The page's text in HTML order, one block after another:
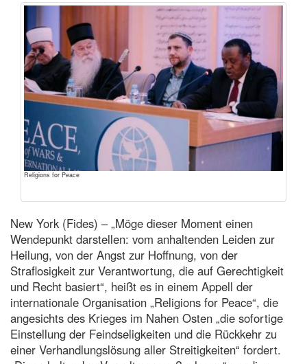
Religions for Peace
New York (Fides) – „Möge dieser Moment einen
Wendepunkt darstellen: vom anhaltenden Leiden zur
Heilung, von der Angst zur Hoffnung, von der
Straflosigkeit zur Verantwortung, die auf Gerechtigkeit
und Recht basiert“, heißt es in einem Appell der
internationale Organisation „Religions for Peace“, die
angesichts des Krieges im Nahen Osten „die sofortige
Einstellung der Feindseligkeiten und die Rückkehr zu
einer Verhandlungslösung aller Streitigkeiten“ fordert.